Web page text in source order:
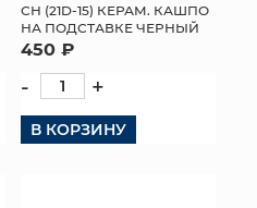
СН (21D-15) КЕРАМ. КАШПО
НА ПОДСТАВКЕ ЧЕРНЫЙ
450 ₽
- +
В КОРЗИНУ